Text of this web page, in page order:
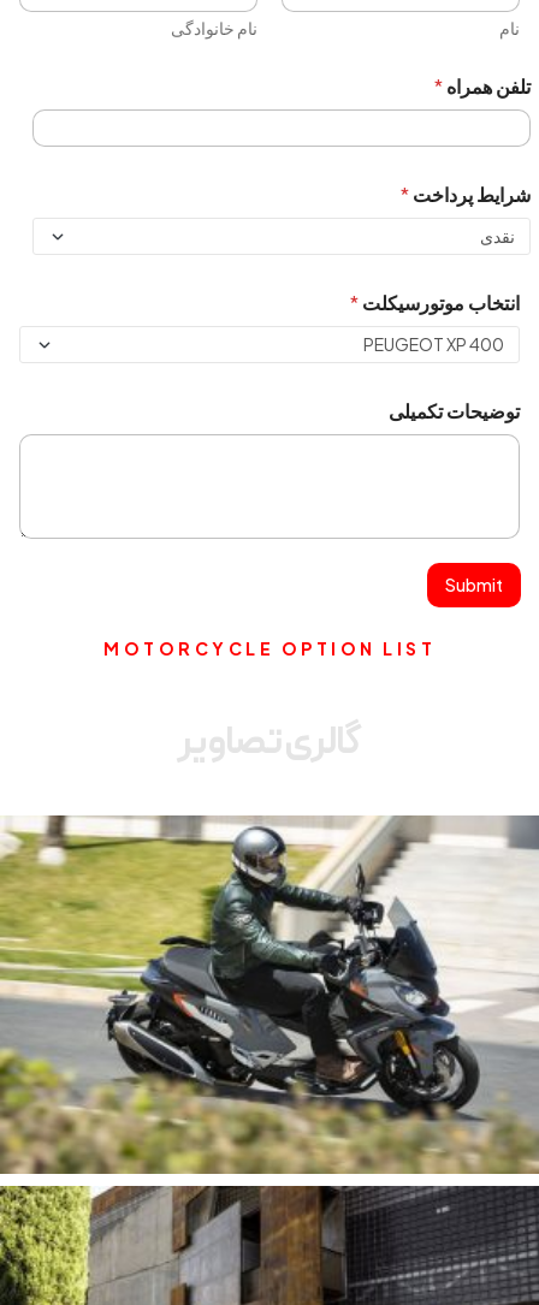
نام نام خانوادگی
تلفن همراه*
شرایط پرداخت*
انتخاب موتورسیکلت*
توضیحات تکمیلی
Submit
MOTORCYCLE OPTION LIST
گالری تصاویر